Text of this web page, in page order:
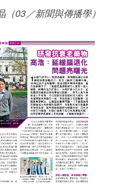
（03／新聞與傳播學）